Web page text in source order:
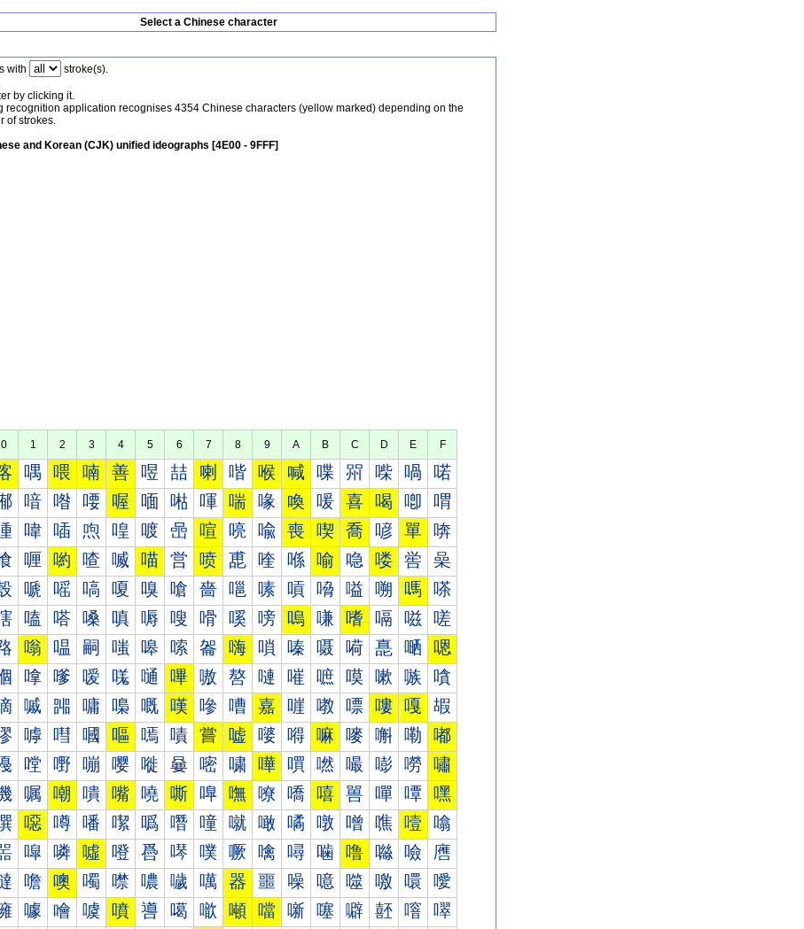
Select a Chinese character
with stroke(s).
by clicking it.
recognition application recognises 4354 Chinese characters (yellow marked) depending on the
of strokes.
and Korean (CJK) unified ideographs [4E00 - 9FFF]
0 1 2 3 4 5 6 7 8 9 A B C D E F
喁 喂 喃 善 喅 喆 喇 喈 喉 喊 喋 喌 喍 喎 喏
喑 喒 喓 喔 喕 喖 喗 喘 喙 喚 喛 喜 喝 喞 喟
喡 喢 喣 喤 喥 喦 喧 喨 喩 喪 喫 喬 喭 單 喯
喱 喲 喳 喴 喵 営 喷 喸 喹 喺 喻 喼 喽 喾 喿
嗁 嗂 嗃 嗄 嗅 嗆 嗇 嗈 嗉 嗊 嗋 嗌 嗍 嗎 嗏
嗑 嗒 嗓 嗔 嗕 嗖 嗗 嗘 嗙 嗚 嗛 嗜 嗝 嗞 嗟
嗡 嗢 嗣 嗤 嗥 嗦 嗧 嗨 嗩 嗪 嗫 嗬 嗭 嗮 嗯
嗱 嗲 嗳 嗴 嗵 嗶 嗷 嗸 嗹 嗺 嗻 嗼 嗽 嗾 嗿
嘁 嘂 嘃 嘄 嘅 嘆 嘇 嘈 嘉 嘊 嘋 嘌 嘍 嘎 嘏
嘑 嘒 嘓 嘔 嘕 嘖 嘗 嘘 嘙 嘚 嘛 嘜 嘝 嘞 嘟
嘡 嘢 嘣 嘤 嘥 嘦 嘧 嘨 嘩 嘪 嘫 嘬 嘭 嘮 嘯
嘱 嘲 嘳 嘴 嘵 嘶 嘷 嘸 嘹 嘺 嘻 嘼 嘽 嘾 嘿
噁 噂 噃 噄 噅 噆 噇 噈 噉 噊 噋 噌 噍 噎 噏
噑 噒 噓 噔 噕 噖 噗 噘 噙 噚 噛 噜 噝 噞 噟
噡 噢 噣 噤 噥 噦 噧 器 噩 噪 噫 噬 噭 噮 噯
噱 噲 噳 噴 噵 噶 噷 噸 噹 噺 噻 噼 噽 噾 噿